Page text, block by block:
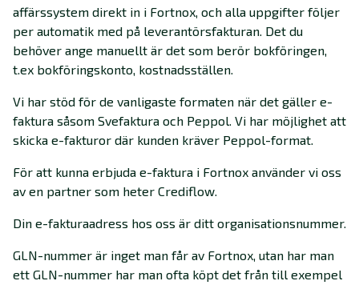
affärssystem direkt in i Fortnox, och alla uppgifter följer
per automatik med på leverantörsfakturan. Det du
behöver ange manuellt är det som berör bokföringen,
t.ex bokföringskonto, kostnadsställen.
Vi har stöd för de vanligaste formaten när det gäller e-
faktura såsom Svefaktura och Peppol. Vi har möjlighet att
skicka e-fakturor där kunden kräver Peppol-format.
För att kunna erbjuda e-faktura i Fortnox använder vi oss
av en partner som heter Crediflow.
Din e-fakturaadress hos oss är ditt organisationsnummer.
GLN-nummer är inget man får av Fortnox, utan har man
ett GLN-nummer har man ofta köpt det från till exempel